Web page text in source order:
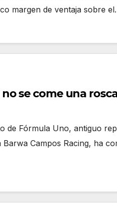
margen de ventaja sobre
se come una
de Fórmula Uno, antiguo
Campos Racing, ha